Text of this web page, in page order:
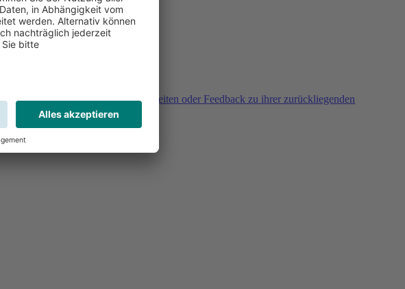
Sie haben Fragen, Unklarheiten oder Feedback zu ihrer zurückliegenden
Buchung?